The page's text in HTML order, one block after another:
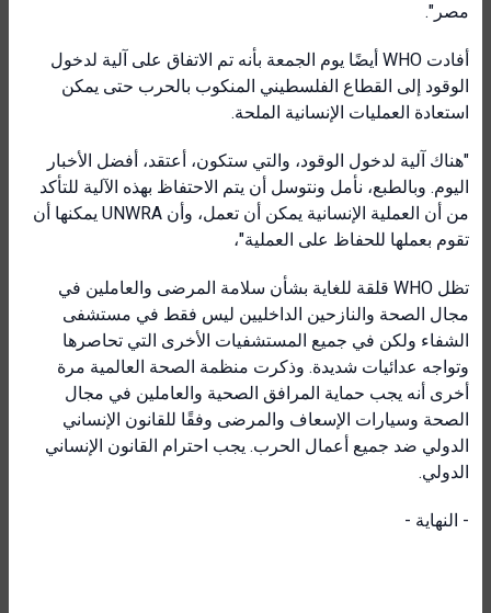
مصر".
أفادت WHO أيضًا يوم الجمعة بأنه تم الاتفاق على آلية لدخول
الوقود إلى القطاع الفلسطيني المنكوب بالحرب حتى يمكن
استعادة العمليات الإنسانية الملحة.
"هناك آلية لدخول الوقود، والتي ستكون، أعتقد، أفضل الأخبار
اليوم. وبالطبع، نأمل ونتوسل أن يتم الاحتفاظ بهذه الآلية للتأكد
من أن العملية الإنسانية يمكن أن تعمل، وأن UNWRA يمكنها أن
تقوم بعملها للحفاظ على العملية"،
تظل WHO قلقة للغاية بشأن سلامة المرضى والعاملين في
مجال الصحة والنازحين الداخليين ليس فقط في مستشفى
الشفاء ولكن في جميع المستشفيات الأخرى التي تحاصرها
وتواجه عدائيات شديدة. وذكرت منظمة الصحة العالمية مرة
أخرى أنه يجب حماية المرافق الصحية والعاملين في مجال
الصحة وسيارات الإسعاف والمرضى وفقًا للقانون الإنساني
الدولي ضد جميع أعمال الحرب. يجب احترام القانون الإنساني
الدولي.
- النهاية -